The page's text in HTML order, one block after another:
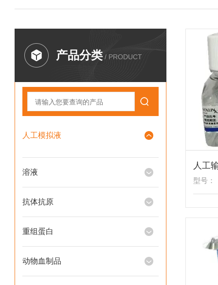
产品分类 / PRODUCT
人工模拟液
溶液
抗体抗原
重组蛋白
动物血制品
人工
型号：